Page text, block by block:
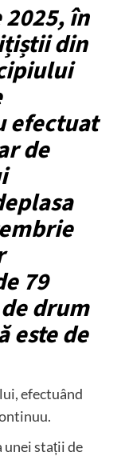
în
din
efectuat
de
79
drum
este de
efectuând
stații de